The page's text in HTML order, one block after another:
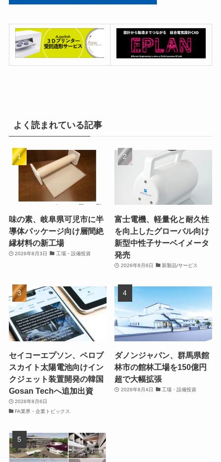
よく読まれている記事
味の素、岐阜県可児市に半
導体パッケージ向け層間絶
縁材料の新工場
2026年8月3日 工場・設備投資
富士電機、軽量化と耐久性
を向上したグローバル向け
新型中性子サーベイメータ
発売
2026年8月6日 新製品/サービス
セイコーエプソン、ペロブ
スカイト太陽電池向けイン
クジェット装置開発の韓国
Gosan Techへ追加出資
2026年8月6日
FA業界・企業トピックス
ダノンジャパン、群馬県館
林市の館林工場を150億円
超で大幅拡張
2026年8月4日 工場・設備投資